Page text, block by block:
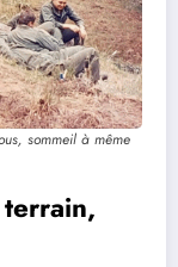
sommeil à même